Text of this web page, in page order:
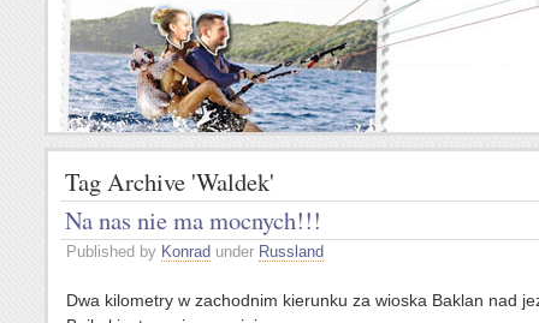
Tag Archive 'Waldek'
Na nas nie ma mocnych!!!
Published by Konrad under Russland
Dwa kilometry w zachodnim kierunku za wioska Baklan nad